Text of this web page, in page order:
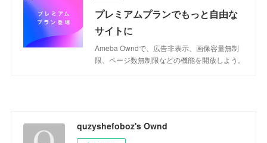
プレミアムプランでもっと自由な
サイトに
Ameba Owndで、広告非表示、画像容量無制
限、ページ数無制限などの機能を開放しよう。
quzyshefoboz's Ownd